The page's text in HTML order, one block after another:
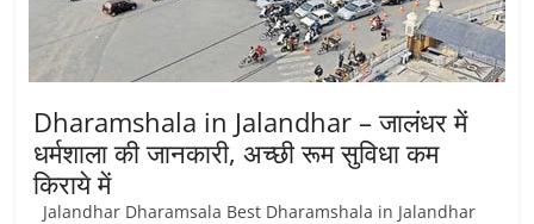
Dharamshala in Jalandhar – जालंधर में
धर्मशाला की जानकारी, अच्छी रूम सुविधा कम
किराये में
Jalandhar Dharamsala Best Dharamshala in Jalandhar